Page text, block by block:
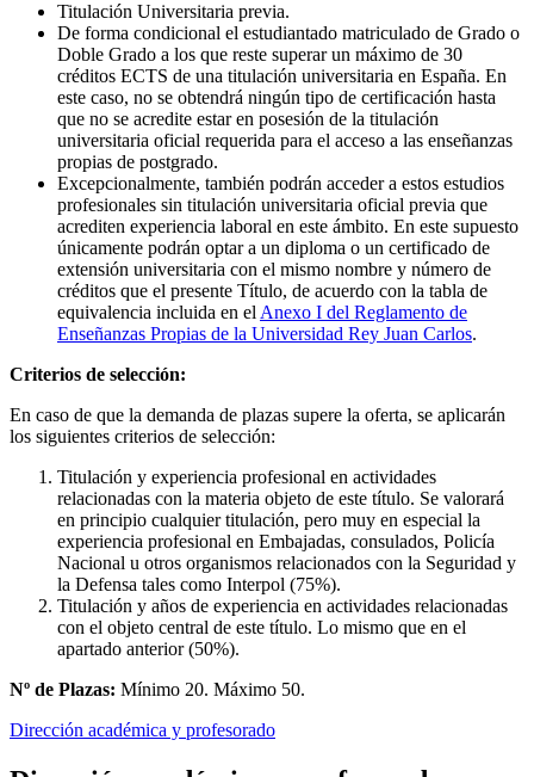
Titulación Universitaria previa.
De forma condicional el estudiantado matriculado de Grado o
Doble Grado a los que reste superar un máximo de 30
créditos ECTS de una titulación universitaria en España. En
este caso, no se obtendrá ningún tipo de certificación hasta
que no se acredite estar en posesión de la titulación
universitaria oficial requerida para el acceso a las enseñanzas
propias de postgrado.
Excepcionalmente, también podrán acceder a estos estudios
profesionales sin titulación universitaria oficial previa que
acrediten experiencia laboral en este ámbito. En este supuesto
únicamente podrán optar a un diploma o un certificado de
extensión universitaria con el mismo nombre y número de
créditos que el presente Título, de acuerdo con la tabla de
equivalencia incluida en el Anexo I del Reglamento de
Enseñanzas Propias de la Universidad Rey Juan Carlos.
Criterios de selección:
En caso de que la demanda de plazas supere la oferta, se aplicarán
los siguientes criterios de selección:
Titulación y experiencia profesional en actividades
relacionadas con la materia objeto de este título. Se valorará
en principio cualquier titulación, pero muy en especial la
experiencia profesional en Embajadas, consulados, Policía
Nacional u otros organismos relacionados con la Seguridad y
la Defensa tales como Interpol (75%).
Titulación y años de experiencia en actividades relacionadas
con el objeto central de este título. Lo mismo que en el
apartado anterior (50%).
Nº de Plazas: Mínimo 20. Máximo 50.
Dirección académica y profesorado